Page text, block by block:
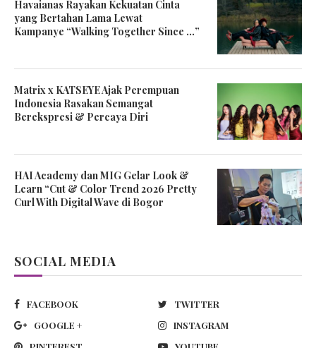
Havaianas Rayakan Kekuatan Cinta
yang Bertahan Lama Lewat
Kampanye “Walking Together Since …”
Matrix x KATSEYE Ajak Perempuan
Indonesia Rasakan Semangat
Berekspresi & Percaya Diri
HAI Academy dan MIG Gelar Look &
Learn “Cut & Color Trend 2026 Pretty
Curl With Digital Wave di Bogor
SOCIAL MEDIA
FACEBOOK
TWITTER
GOOGLE +
INSTAGRAM